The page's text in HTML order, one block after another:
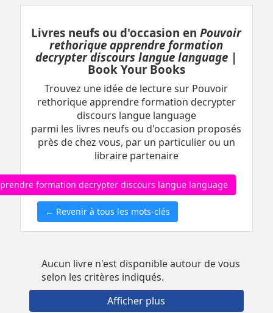
Livres neufs ou d'occasion enPouvoir
rethorique apprendre formation
decrypter discours langue language |
Book Your Books
Trouvez une idée de lecture sur Pouvoir
rethorique apprendre formation decrypter
discours langue language
parmi les livres neufs ou d'occasion proposés
près de chez vous, par un particulier ou un
libraire partenaire
formation decrypter discours langue language
← Revenir à tous les mots-clés
Aucun livre n'est disponible autour de vous
selon les critères indiqués.
Afficher plus